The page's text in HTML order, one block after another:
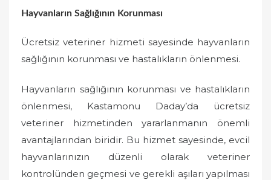
Hayvanların Sağlığının Korunması
Ücretsiz veteriner hizmeti sayesinde hayvanların
sağlığının korunması ve hastalıkların önlenmesi.
Hayvanların sağlığının korunması ve hastalıkların
önlenmesi, Kastamonu Daday’da ücretsiz
veteriner hizmetinden yararlanmanın önemli
avantajlarından biridir. Bu hizmet sayesinde, evcil
hayvanlarınızın düzenli olarak veteriner
kontrolünden geçmesi ve gerekli aşıları yapılması